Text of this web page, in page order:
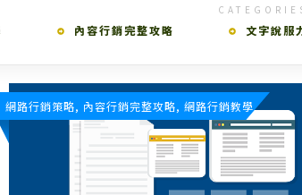
內容行銷完整攻略 文字說服
網路行銷策略, 內容行銷完整攻略, 網路行銷教學